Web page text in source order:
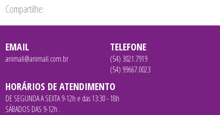
Compartilhe:
EMAIL
animali@animali.com.br
TELEFONE
(54) 3021.7919
(54) 99667.0023
HORÁRIOS DE ATENDIMENTO
DE SEGUNDA A SEXTA 9-12h e das 13:30 - 18h
SÁBADOS DAS 9-12h .